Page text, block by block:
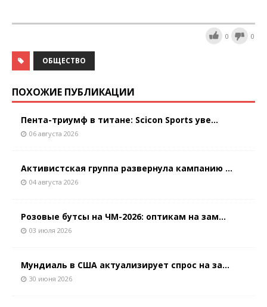
0 0
ОБЩЕСТВО
ПОХОЖИЕ ПУБЛИКАЦИИ
Пента-триумф в титане: Scicon Sports уве...
06 августа 2026
Активистская группа развернула кампанию ...
04 августа 2026
Розовые бутсы на ЧМ-2026: оптикам на зам...
03 июля 2026
Мундиаль в США актуализирует спрос на за...
30 июня 2026